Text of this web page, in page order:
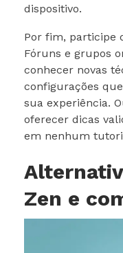
dispositivo.
Por fim, participe
Fóruns e grupos
conhecer novas
configurações
sua experiência.
oferecer dicas
em nenhum
Zen e